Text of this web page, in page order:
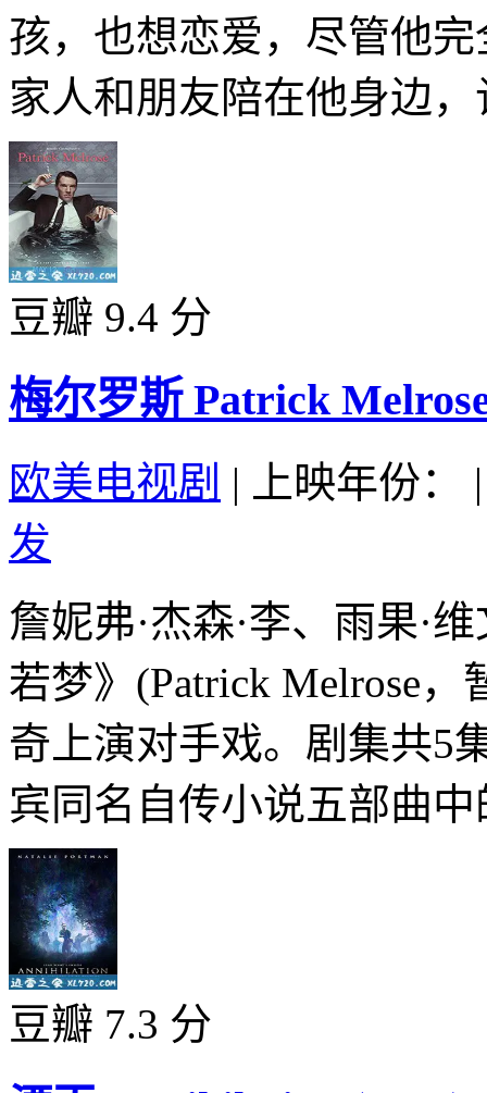
孩，也想恋爱，尽管他
家人和朋友陪在他身边
豆瓣 9.4 分
梅尔罗斯 Patrick
欧美电视剧 | 上映年份：
|
发
詹妮弗·杰森·李、雨果·
若梦》(Patrick Melrose
奇上演对手戏。剧集共5
宾同名自传小说五部曲
豆瓣 7.3 分